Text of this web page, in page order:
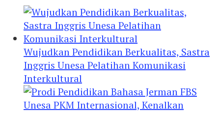
Wujudkan Pendidikan Berkualitas, Sastra
Inggris Unesa Pelatihan Komunikasi
Interkultural